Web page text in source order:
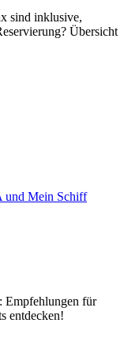
sind inklusive,
Übersicht
Empfehlungen für
entdecken!